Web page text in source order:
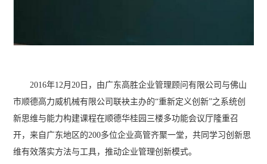
2016年12月20日，由广东高胜企业管理顾问有限公司与佛山
市顺德高力威机械有限公司联袂主办的“重新定义创新”之系统创
新思维与能力构建课程在顺德华桂园三楼多功能会议厅隆重召
开，来自广东地区的200多位企业高管齐聚一堂，共同学习创新思
维有效落实方法与工具，推动企业管理创新模式。